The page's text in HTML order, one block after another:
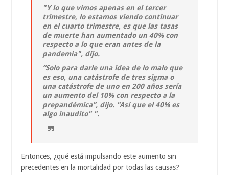
"Y lo que vimos apenas en el tercer
trimestre, lo estamos viendo continuar
en el cuarto trimestre, es que las tasas
de muerte han aumentado un 40% con
respecto a lo que eran antes de la
pandemia", dijo.
“Solo para darle una idea de lo malo que
es eso, una catástrofe de tres sigma o
una catástrofe de uno en 200 años sería
un aumento del 10% con respecto a la
prepandémica”, dijo. "Así que el 40% es
algo inaudito" ".
Entonces, ¿qué está impulsando este aumento sin
precedentes en la mortalidad por todas las causas?